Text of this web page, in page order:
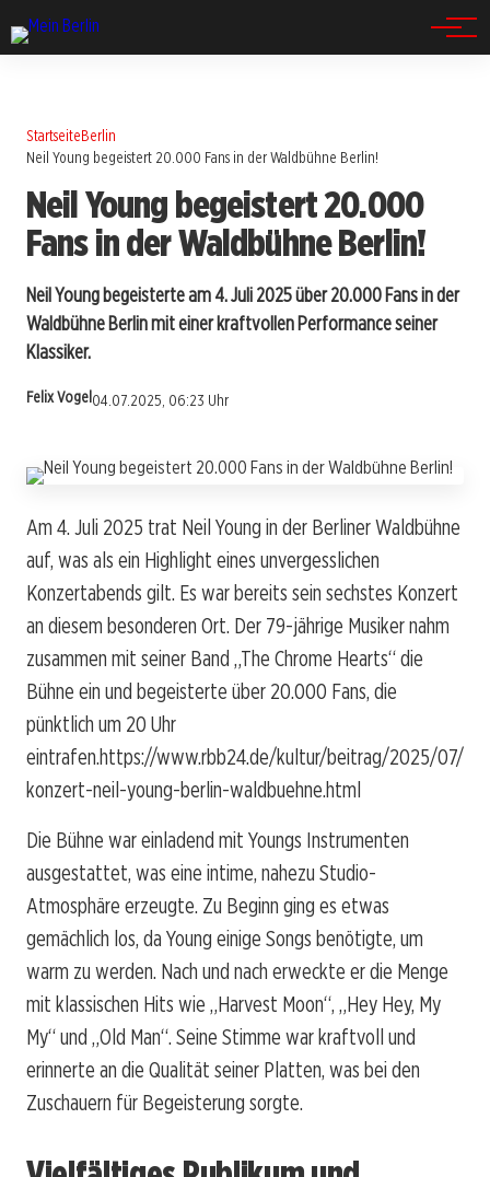
StartseiteBerlin
Neil Young begeistert 20.000 Fans in der Waldbühne Berlin!
Neil Young begeistert 20.000
Fans in der Waldbühne Berlin!
Neil Young begeisterte am 4. Juli 2025 über 20.000 Fans in der
Waldbühne Berlin mit einer kraftvollen Performance seiner
Klassiker.
Felix Vogel 04.07.2025, 06:23 Uhr
Am 4. Juli 2025 trat Neil Young in der Berliner Waldbühne
auf, was als ein Highlight eines unvergesslichen
Konzertabends gilt. Es war bereits sein sechstes Konzert
an diesem besonderen Ort. Der 79-jährige Musiker nahm
zusammen mit seiner Band „The Chrome Hearts“ die
Bühne ein und begeisterte über 20.000 Fans, die
pünktlich um 20 Uhr
eintrafen.https://www.rbb24.de/kultur/beitrag/2025/07/
konzert-neil-young-berlin-waldbuehne.html
Die Bühne war einladend mit Youngs Instrumenten
ausgestattet, was eine intime, nahezu Studio-
Atmosphäre erzeugte. Zu Beginn ging es etwas
gemächlich los, da Young einige Songs benötigte, um
warm zu werden. Nach und nach erweckte er die Menge
mit klassischen Hits wie „Harvest Moon“, „Hey Hey, My
My“ und „Old Man“. Seine Stimme war kraftvoll und
erinnerte an die Qualität seiner Platten, was bei den
Zuschauern für Begeisterung sorgte.